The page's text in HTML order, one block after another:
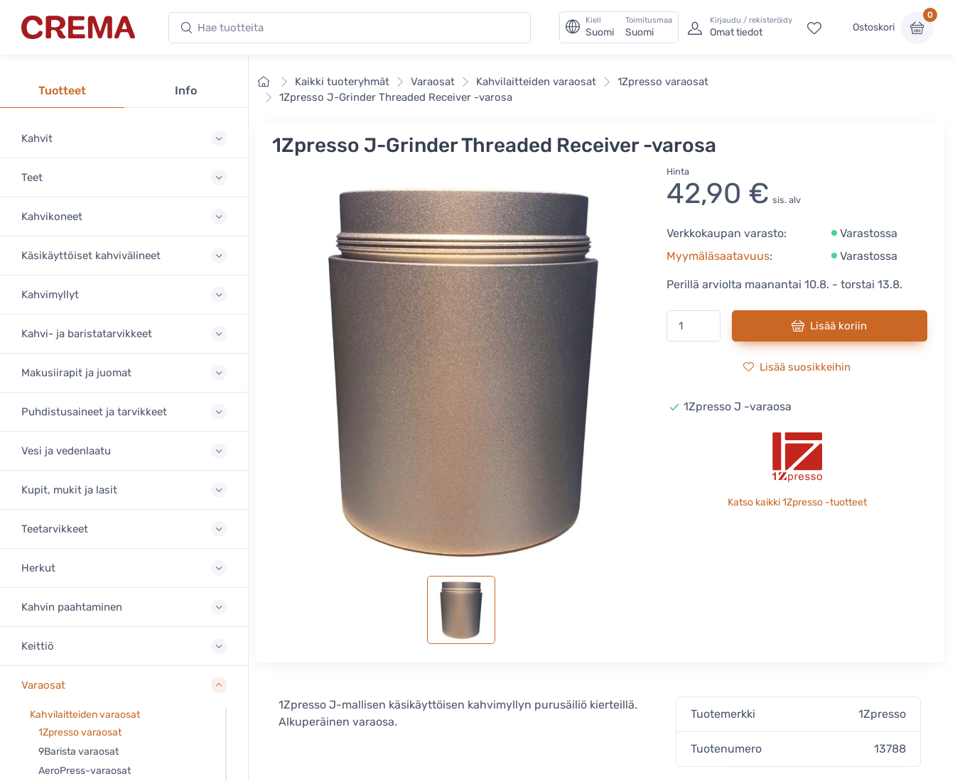
Crema Hae tuotteita Kieli
Suomi
Toimitusmaa
Suomi
Kirjaudu / rekisteröidy
Omat tiedot Ostoskori
0
Tuotteet Info
Kahvit
Teet
Kahvikoneet
Käsikäyttöiset kahvivälineet
Kahvimyllyt
Kahvi- ja baristatarvikkeet
Makusiirapit ja juomat
Puhdistusaineet ja tarvikkeet
Vesi ja vedenlaatu
Kupit, mukit ja lasit
Teetarvikkeet
Herkut
Kahvin paahtaminen
Keittiö
Varaosat
Kahvilaitteiden varaosat
1Zpresso varaosat
9Barista varaosat
AeroPress-varaosat
EtusivuKaikki tuoteryhmät Varaosat Kahvilaitteiden varaosat
1Zpresso varaosat
1Zpresso J-Grinder Threaded Receiver -varosa
1Zpresso J-Grinder Threaded Receiver -varosa
Hinta
42,90 € sis. alv
Verkkokaupan varasto:
Varastossa
Myymäläsaatavuus: Varastossa
Perillä arviolta maanantai 10.8. - torstai 13.8.
Lisää koriin
Lisää suosikkeihin
1Zpresso J -varaosa
Katso kaikki 1Zpresso -tuotteet
1Zpresso J-mallisen käsikäyttöisen kahvimyllyn purusäiliö kierteillä.
Alkuperäinen varaosa.
Tuotemerkki 1Zpresso
Tuotenumero 13788